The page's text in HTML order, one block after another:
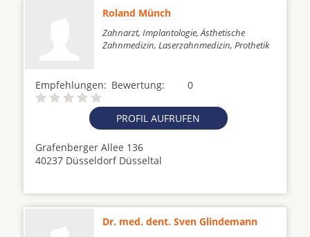
Roland Münch
Zahnarzt, Implantologie, Ästhetische
Zahnmedizin, Laserzahnmedizin, Prothetik
Empfehlungen: 0
Bewertung:
PROFIL AUFRUFEN
Grafenberger Allee 136
40237 Düsseldorf Düsseltal
Dr. med. dent. Sven Glindemann